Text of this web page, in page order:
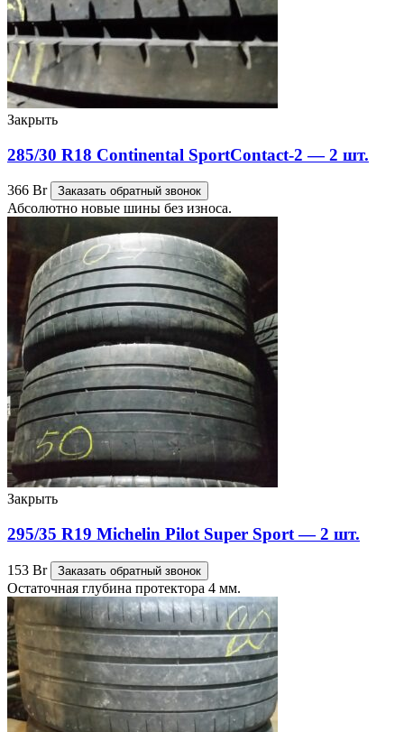
Закрыть
285/30 R18 Continental SportContact-2 — 2 шт.
366 Br Заказать обратный звонок
Абсолютно новые шины без износа.
Закрыть
295/35 R19 Michelin Pilot Super Sport — 2 шт.
153 Br Заказать обратный звонок
Остаточная глубина протектора 4 мм.